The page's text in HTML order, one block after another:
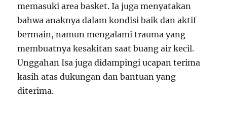
memasuki area basket. Ia juga menyatakan
bahwa anaknya dalam kondisi baik dan aktif
bermain, namun mengalami trauma yang
membuatnya kesakitan saat buang air kecil.
Unggahan Isa juga didampingi ucapan terima
kasih atas dukungan dan bantuan yang
diterima.